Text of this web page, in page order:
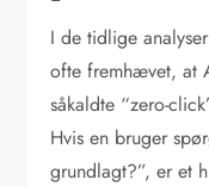
I de tidlige
ofte fremhævet, at
såkaldte “zero-
Hvis en bruger
grundlagt?”, er et